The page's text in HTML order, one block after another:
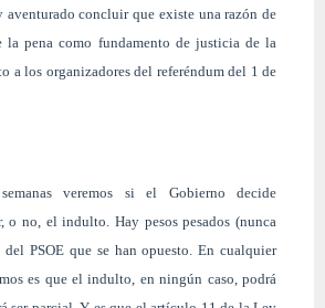
aventurado concluir que existe una razón de
la pena como fundamento de justicia de la
a los organizadores del referéndum del 1 de
veremos si el Gobierno decide
o no, el indulto. Hay pesos pesados (nunca
PSOE que se han opuesto. En cualquier
es que el indulto, en ningún caso, podrá